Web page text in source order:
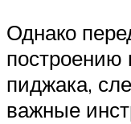
Однако
построению
пиджака,
важные